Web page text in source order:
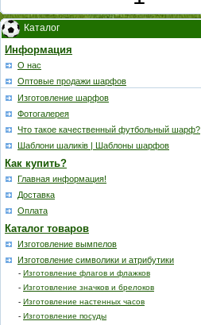
Каталог
Информация
О нас
Оптовые продажи шарфов
Изготовление шарфов
Фотогалерея
Что такое качественный футбольный шарф?
Шаблони шаликів | Шаблоны шарфов
Как купить?
Главная информация!
Доставка
Оплата
Каталог товаров
Изготовление вымпелов
Изготовление символики и атрибутики
- Изготовление флагов и флажков
- Изготовление значков и брелоков
- Изготовление настенных часов
- Изготовление посуды